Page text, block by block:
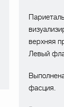
верхняя
Левый
фасция.